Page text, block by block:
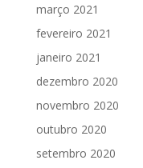
março 2021
fevereiro 2021
janeiro 2021
dezembro 2020
novembro 2020
outubro 2020
setembro 2020